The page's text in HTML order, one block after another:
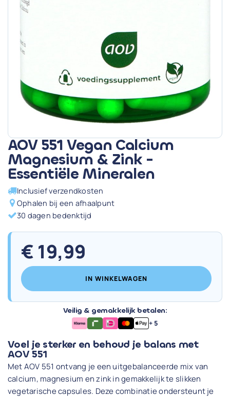
AOV 551 Vegan Calcium
Magnesium & Zink -
Essentiële Mineralen
Inclusief verzendkosten
Ophalen bij een afhaalpunt
30 dagen bedenktijd
€ 19,99
IN WINKELWAGEN
Veilig & gemakkelijk betalen:
+ 5
Voel je sterker en behoud je balans met
AOV 551
Met AOV 551 ontvang je een uitgebalanceerde mix van
calcium, magnesium en zink in gemakkelijk te slikken
vegetarische capsules. Deze combinatie ondersteunt je